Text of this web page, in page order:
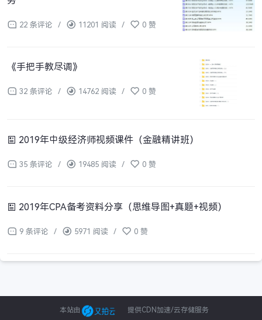
22 条评论 / 11201 阅读 / 0 赞
《手把手教尽调》
32 条评论 / 14762 阅读 / 0 赞
2019年中级经济师视频课件（金融精讲班）
35 条评论 / 19485 阅读 / 0 赞
2019年CPA备考资料分享（思维导图+真题+视频）
9 条评论 / 5971 阅读 / 0 赞
本站由 提供CDN加速/云存储服务